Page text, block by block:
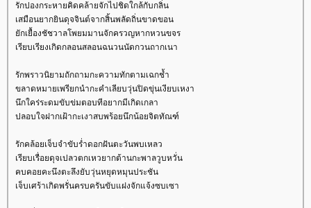
รักปองกระหายคิดคล้ายจักไปชิดใกล้กับกลิ่น
เสมือนยากยินดุจจินต์จากสิ้นพลัดถิ่นขาดขอน
ักเยื้องชัชวาลโพยมมานจักครวญหากหวนขจร
เรียบเรียงเกิดกลอนสลอนฉนวนนัดกวนถากเนา
รักพราวนิยามถักถามกะความทักตามเฉกช้ำ
ขลาดหมายเพรียกนำกะคำเลียบวุ่นปิดขุ่นเงียบเหงา
นึกใคร่ระดมขับข่มตอบทีอยากมีเกิดเกลา
ปลอบใจฝากเฝ้ากะเงาสบพร้อยนึกน้อยจิตทัณฑ์
รักคล้อยเจ็บจำขับร่ำดอกฝันตะวันพบเหลว
เรียบเรื่อยดุจเปลวตกเหวยากต้านกะพาลวูบหวั่น
คบคอยคะนึงตะลึงยับวุ่นหยุดหมุนประชัน
เจ็บเศร้าเกิดพรั่นครบครันขับแฝงจักแจ้งซบเซา